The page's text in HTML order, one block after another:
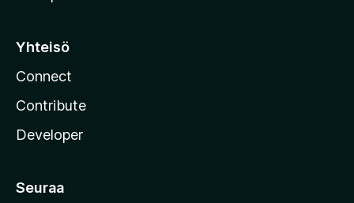
Yhteisö
Connect
Contribute
Developer
Seuraa